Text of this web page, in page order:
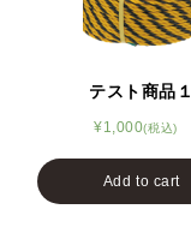
テスト商品１
¥1,000
Add to cart